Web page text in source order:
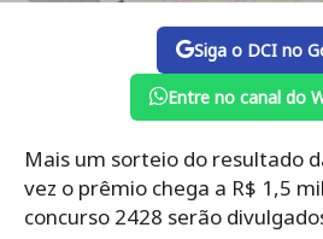
Siga o DCI no
Entre no canal do
Mais um sorteio do resultado
vez o prêmio chega a R$ 1,5
concurso 2428 serão